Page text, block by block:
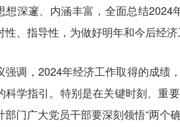
想深邃、内涵丰富，全面总结
性、指导性，为做好明年和今后经
强调，2024年经济工作取得的成绩
科学指引。特别是在关键时刻、重
部门广大党员干部要深刻领悟“两个